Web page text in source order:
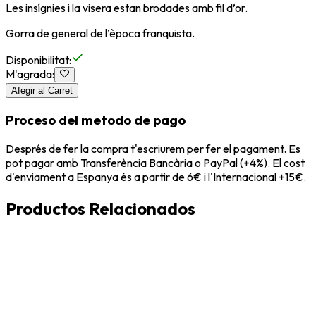
Les insígnies i la visera estan brodades amb fil d’or.
Gorra de general de l’època franquista.
Disponibilitat:
M'agrada:
Afegir al Carret
Proceso del metodo de pago
Després de fer la compra t'escriurem per fer el pagament. Es
pot pagar amb Transferència Bancària o PayPal (+4%). El cost
d'enviament a Espanya és a partir de 6€ i l'Internacional +15€.
Productos Relacionados